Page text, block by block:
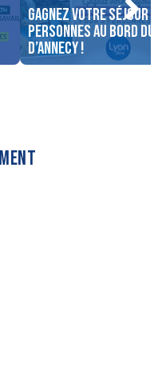
Gagnez votre séjour
personnes au bord du
d’Annecy !